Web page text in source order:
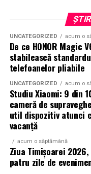
Pentru cei care vor
parfumul din sticlă,
episoade disponibile
întregul proces de
ingredientelor până
Ce parfum alegi
Dacă îți plac
ingredientele precum
de smochină, cocos
pentru serile de vară.
UNCATEGORIZED acum o
De ce HONOR Magic
stabilească
telefoanelor pliabile
UNCATEGORIZED acum o
Studiu Xiaomi: 9 din
cameră de
util dispozitiv atunci
vacanță
acum o săptămână
Ziua Timișoarei
patru zile de